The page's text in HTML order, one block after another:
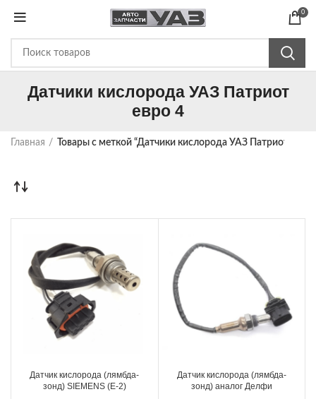
0
Датчики кислорода УАЗ Патриот
евро 4
Главная Товары с меткой “Датчики кислорода УАЗ Патриот евро
Датчик кислорода (лямбда-
зонд) SIEMENS (Е-2)
Датчик кислорода (лямбда-
зонд) аналог Делфи